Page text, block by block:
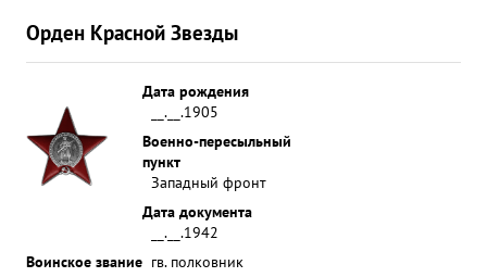
Орден Красной Звезды
Дата рождения
__.__.1905
Военно-пересыльный
пункт
Западный фронт
Дата документа
__.__.1942
Воинское звание гв. полковник